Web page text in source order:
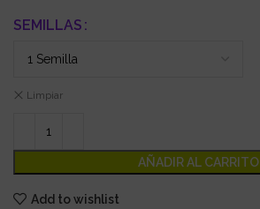
SEMILLAS
Limpiar
AÑADIR AL CARRITO
Add to wishlist